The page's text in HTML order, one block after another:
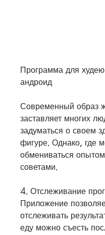
Программа для
андроид
Современный образ
заставляет многих
задуматься о своем
фигуре. Однако, где
обмениваться
советами.
4. Отслеживание
Приложение
отслеживать
еду можно съесть